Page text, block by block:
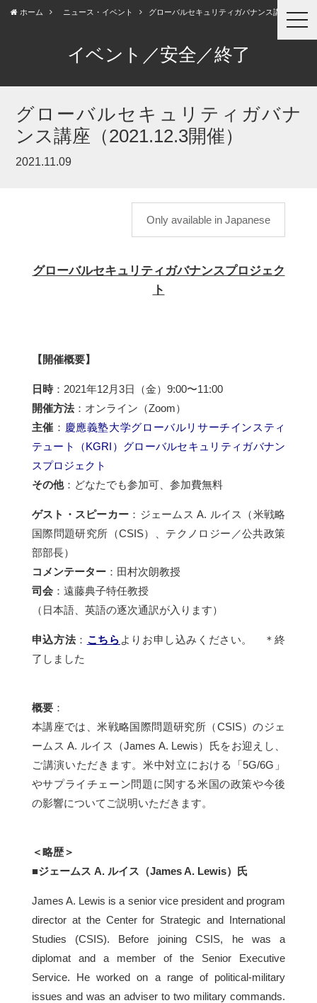
ホーム ニュース・イベント グローバルセキュリティガバナンス講座（2...
イベント／安全／終了
グローバルセキュリティガバナ
ンス講座（2021.12.3開催）
2021.11.09
Only available in Japanese
グローバルセキュリティガバナンスプロジェク
ト
【開催概要】
日時：2021年12月3日（金）9:00〜11:00
開催方法：オンライン（Zoom）
主催 ： 慶應義塾大学グローバルリサーチインスティ
テュート（KGRI）グローバルセキュリティガバナン
スプロジェクト
その他：どなたでも参加可、参加費無料
ゲスト・スピーカー ：ジェームス A. ルイス（米戦略
国際問題研究所（CSIS）、テクノロジー／公共政策
部部長）
コメンテーター：田村次朗教授
司会：遠藤典子特任教授
（日本語、英語の逐次通訳が入ります）
申込方法： こちら よりお申し込みください。 ＊終
了しました
概要：
本講座では、米戦略国際問題研究所（CSIS）のジェ
ームス A. ルイス（James A. Lewis）氏をお迎えし、
ご講演いただきます。米中対立における「5G/6G」
やサプライチェーン問題に関する米国の政策や今後
の影響についてご説明いただきます。
＜略歴＞
■ジェームス A. ルイス（James A. Lewis）氏
James A. Lewis is a senior vice president and program
director at the Center for Strategic and International
Studies (CSIS). Before joining CSIS, he was a
diplomat and a member of the Senior Executive
Service. He worked on a range of political-military
issues and was an adviser to two military commands.